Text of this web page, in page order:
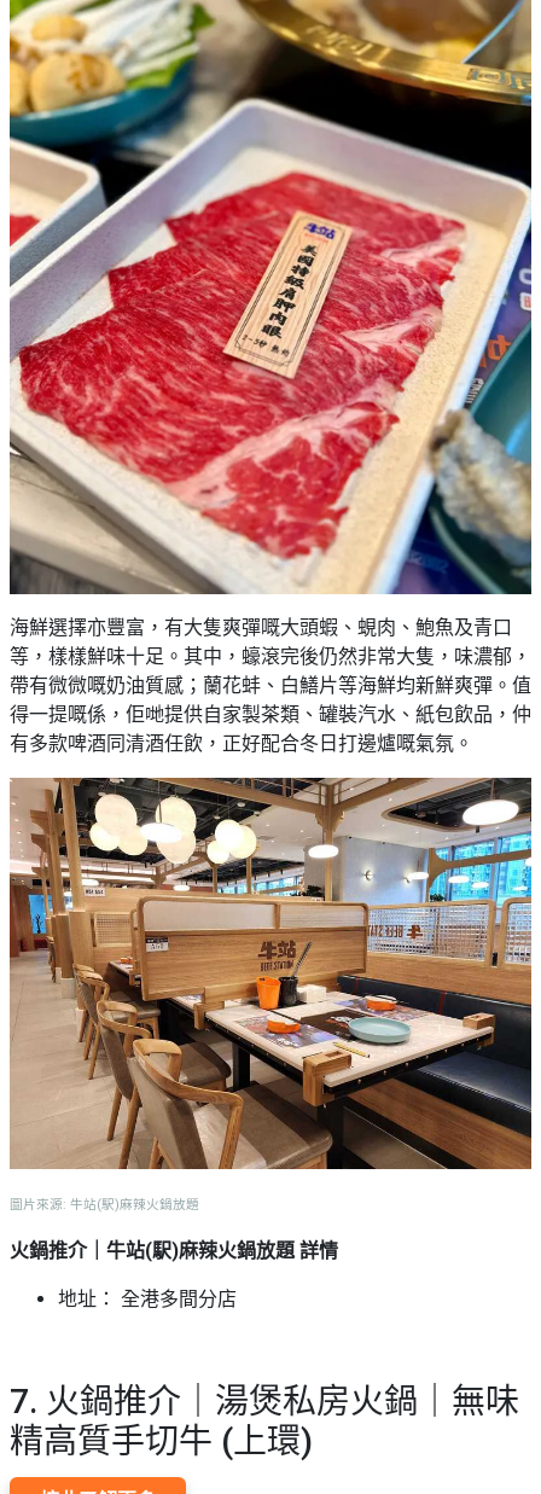
海鮮選擇亦豐富，有大隻爽彈嘅大頭蝦、蜆肉、鮑魚及青口
等，樣樣鮮味十足。其中，蠔滾完後仍然非常大隻，味濃郁，
帶有微微嘅奶油質感；蘭花蚌、白鱔片等海鮮均新鮮爽彈。值
得一提嘅係，佢哋提供自家製茶類、罐裝汽水、紙包飲品，仲
有多款啤酒同清酒任飲，正好配合冬日打邊爐嘅氣氛。
圖片來源: 牛站(駅)麻辣火鍋放題
火鍋推介｜牛站(駅)麻辣火鍋放題 詳情
地址： 全港多間分店
7. 火鍋推介｜湯煲私房火鍋｜無味
精高質手切牛 (上環)